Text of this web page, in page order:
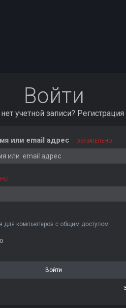
Войти
учетной записи? Регистрация
или email адрес ОБЯЗАТЕЛЬНО
для компьютеров с общим доступом
Войти